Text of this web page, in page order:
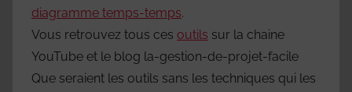
diagramme temps-temps.
Vous retrouvez tous ces outils sur la chaine
YouTube et le blog la-gestion-de-projet-facile
Que seraient les outils sans les techniques qui les